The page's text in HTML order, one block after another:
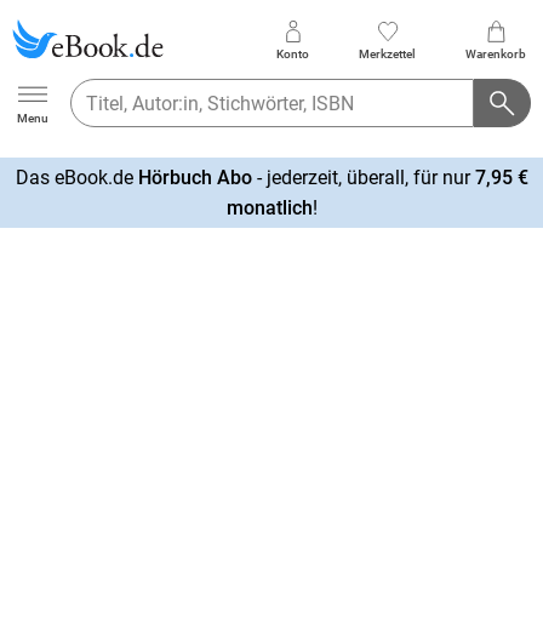
Ebook.de
Menu
Konto Merkzettel Warenkorb
Das eBook.de Hörbuch Abo- jederzeit, überall, für nur7,95 €
monatlich!